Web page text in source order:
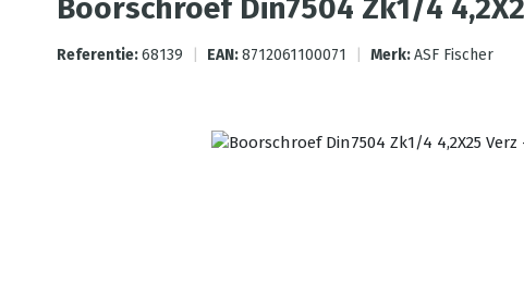
Boorschroef Din7504 Zk1/4
Referentie:68139 EAN:8712061100071 Merk:ASF Fischer